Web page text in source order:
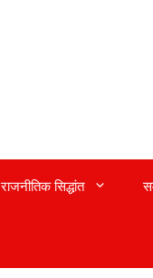
राजनीतिक सिद्धांत